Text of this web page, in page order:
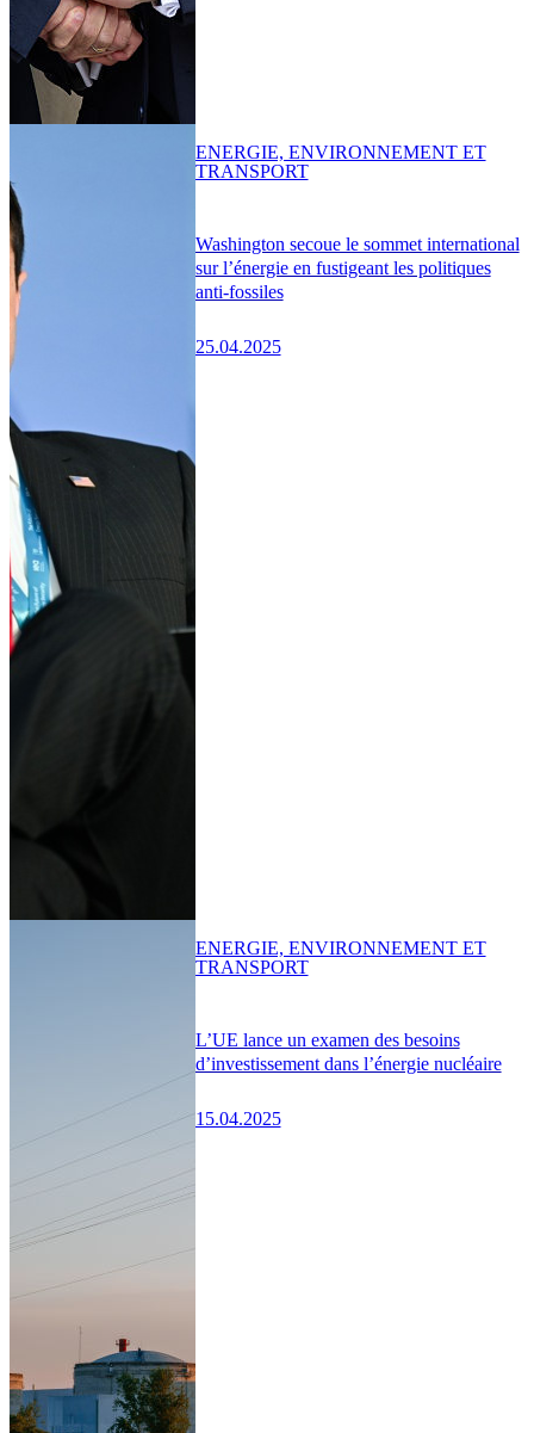
Washington secoue le sommet international
sur l’énergie en fustigeant les politiques
anti-fossiles
25.04.2025
ENERGIE, ENVIRONNEMENT ET
TRANSPORT
L’UE lance un examen des besoins
d’investissement dans l’énergie nucléaire
15.04.2025
ENERGIE, ENVIRONNEMENT ET
TRANSPORT